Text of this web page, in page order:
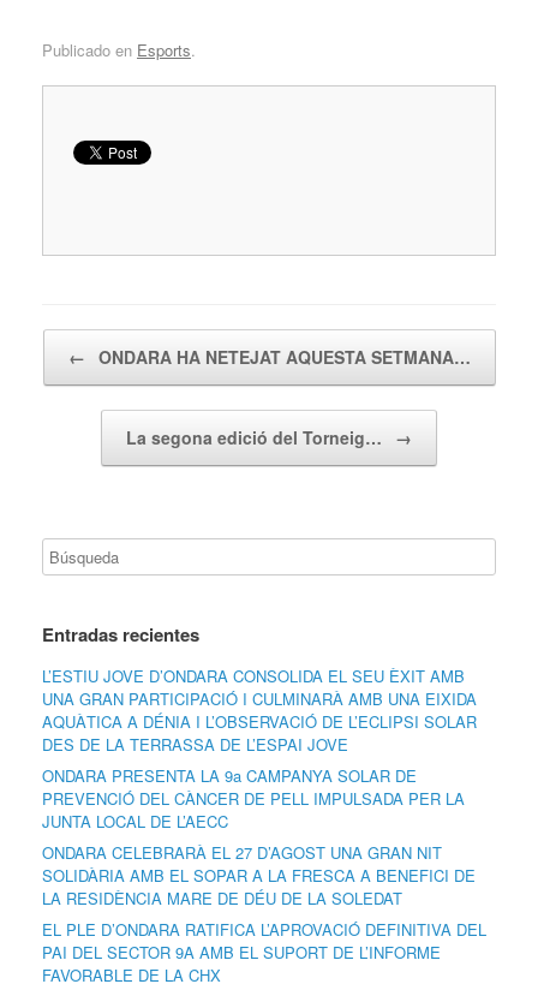
Publicado en Esports.
← ONDARA HA NETEJAT AQUESTA SETMANA…
La segona edició del Torneig… →
Entradas recientes
L’ESTIU JOVE D’ONDARA CONSOLIDA EL SEU ÈXIT AMB
UNA GRAN PARTICIPACIÓ I CULMINARÀ AMB UNA EIXIDA
AQUÀTICA A DÉNIA I L’OBSERVACIÓ DE L’ECLIPSI SOLAR
DES DE LA TERRASSA DE L’ESPAI JOVE
ONDARA PRESENTA LA 9a CAMPANYA SOLAR DE
PREVENCIÓ DEL CÀNCER DE PELL IMPULSADA PER LA
JUNTA LOCAL DE L’AECC
ONDARA CELEBRARÀ EL 27 D’AGOST UNA GRAN NIT
SOLIDÀRIA AMB EL SOPAR A LA FRESCA A BENEFICI DE
LA RESIDÈNCIA MARE DE DÉU DE LA SOLEDAT
EL PLE D’ONDARA RATIFICA L’APROVACIÓ DEFINITIVA DEL
PAI DEL SECTOR 9A AMB EL SUPORT DE L’INFORME
FAVORABLE DE LA CHX